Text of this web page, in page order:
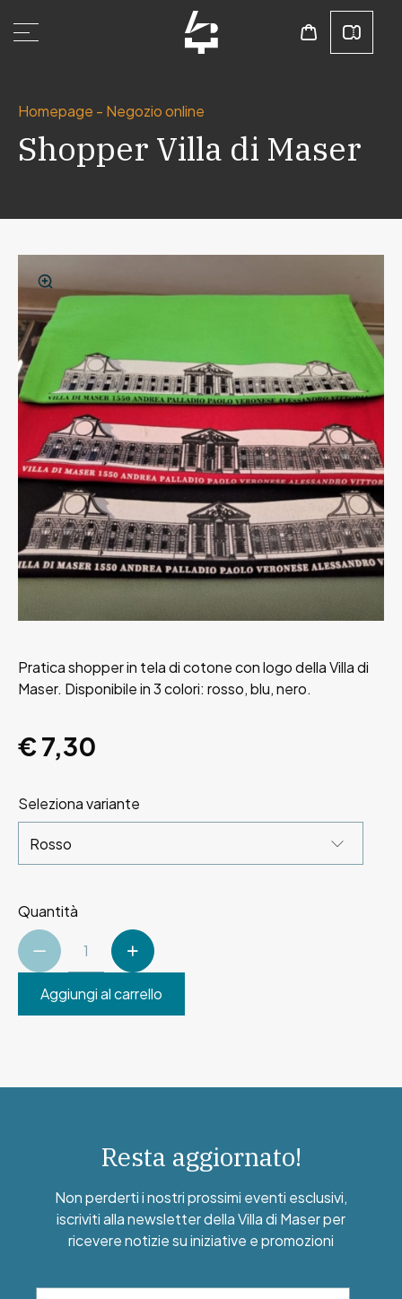
Homepage - Negozio online
Shopper Villa di Maser
Pratica shopper in tela di cotone con logo della Villa di
Maser. Disponibile in 3 colori: rosso, blu, nero.
€ 7,30
Seleziona variante
Quantità
Aggiungi al carrello
Resta aggiornato!
Non perderti i nostri prossimi eventi esclusivi,
iscriviti alla newsletter della Villa di Maser per
ricevere notizie su iniziative e promozioni